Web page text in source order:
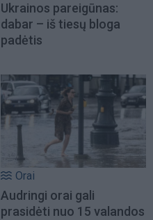
Ukrainos pareigūnas:
dabar – iš tiesų bloga
padėtis
Orai
Audringi orai gali
prasidėti nuo 15 valandos